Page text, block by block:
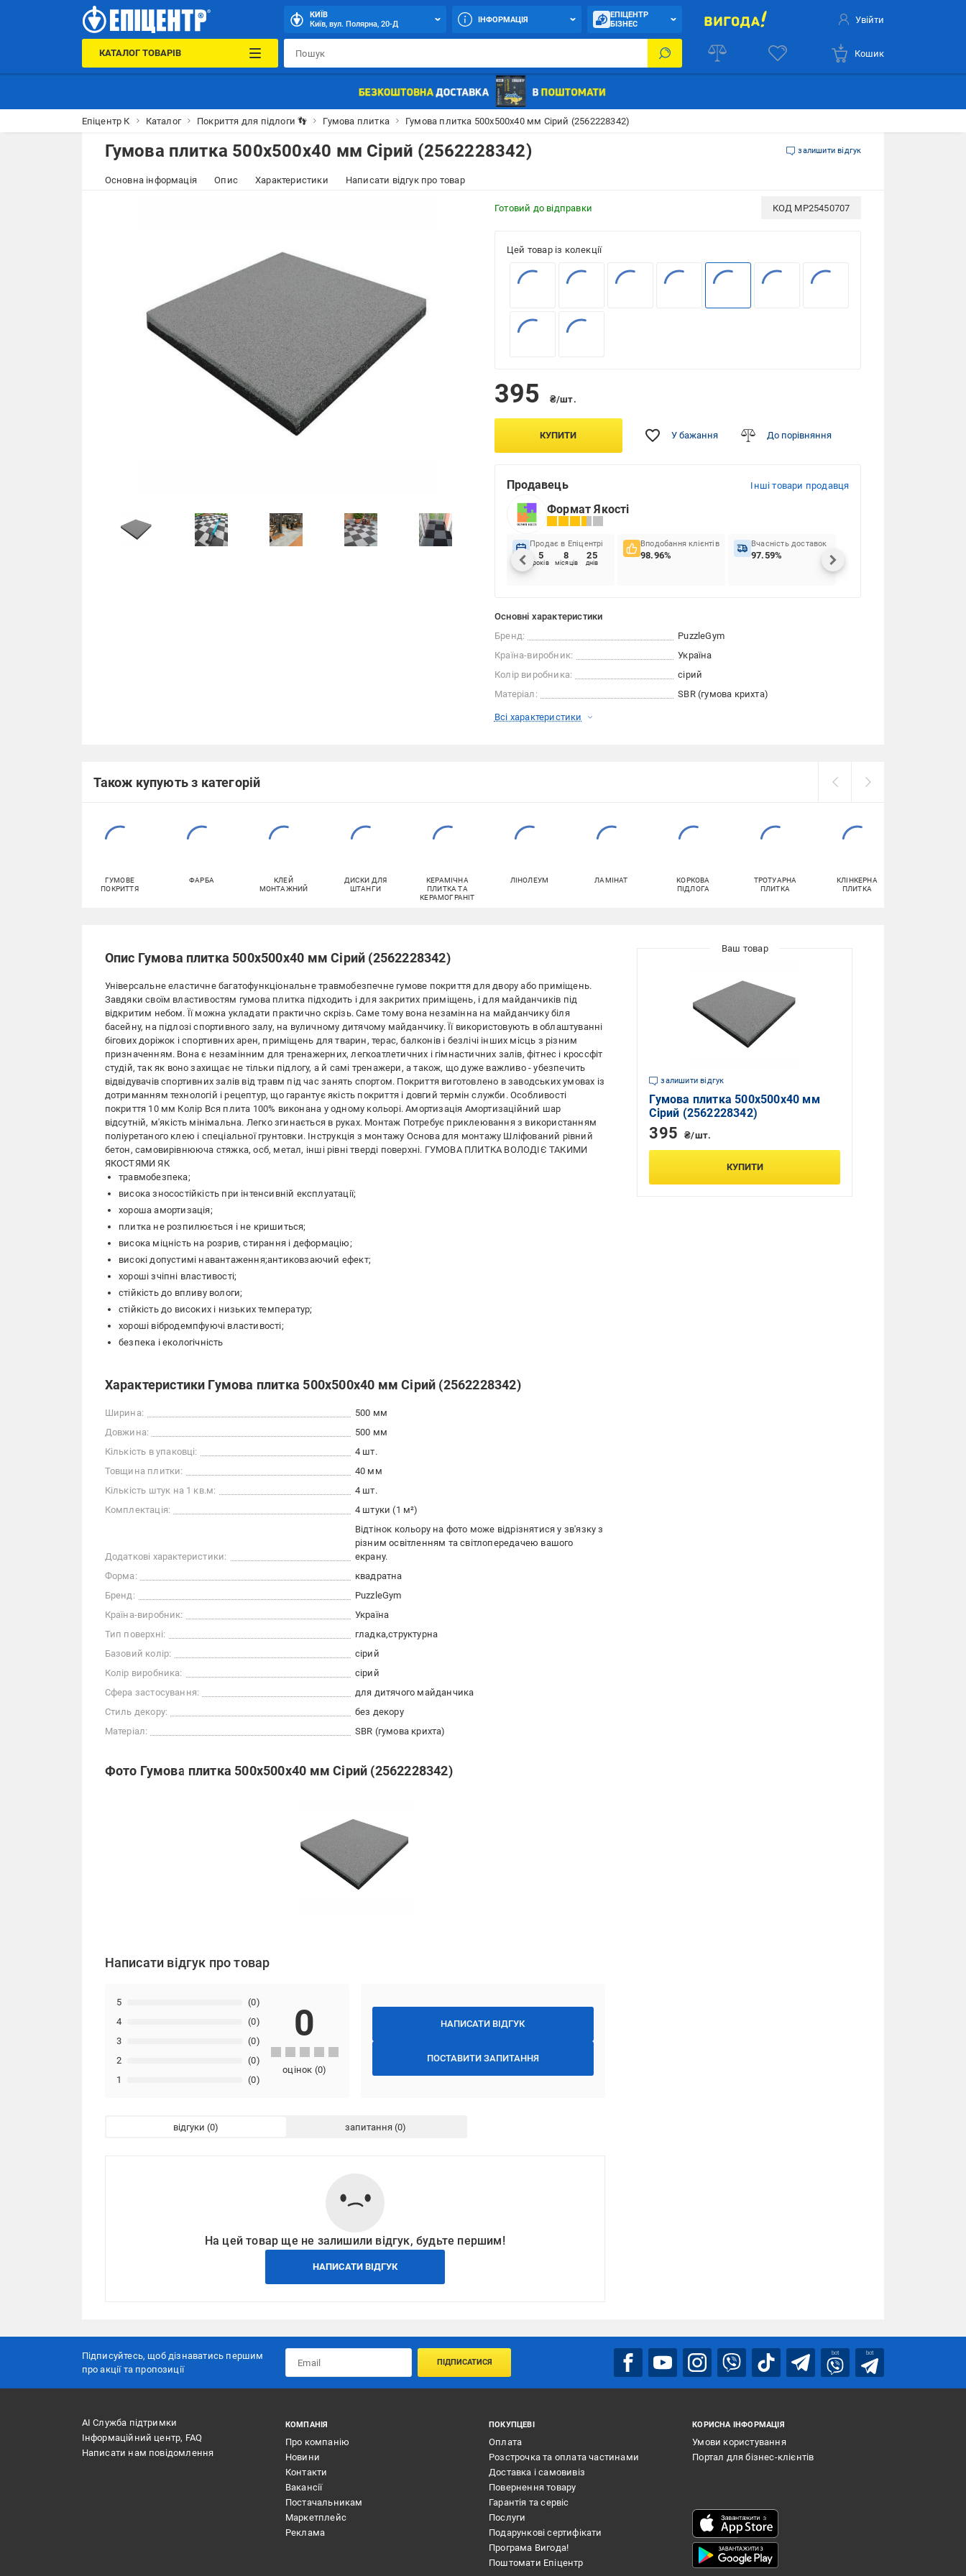
КИЇВ
Київ, вул. Полярна, 20-Д
ІНФОРМАЦІЯ
ЕПІЦЕНТР
БІЗНЕС
Увійти
КАТАЛОГ ТОВАРІВ Кошик
Епіцентр К Каталог Покриття для підлоги 👣 Гумова плитка Гумова плитка 500х500х40 мм Сірий (2562228342)
Гумова плитка 500х500х40 мм Сірий (2562228342) залишити відгук
Основна інформація Опис Характеристики Написати відгук про товар
Готовий до відправки КОД MP25450707
Цей товар із колекції
395 ₴/шт.
КУПИТИ У бажання До порівняння
Продавець Інші товари продавця
Формат Якості
Продає в Епіцентрі
5
років
8
місяців
25
днів
Вподобання клієнтів
98.96%
Вчасність доставок
97.59%
Основні характеристики
Бренд:
PuzzleGym
Країна-виробник:
Україна
Колір виробника:
сірий
Матеріал:
SBR (гумова крихта)
Всі характеристики
Також купують з категорій
ГУМОВЕ
ПОКРИТТЯ
ФАРБА
КЛЕЙ
МОНТАЖНИЙ
ДИСКИ ДЛЯ
ШТАНГИ
КЕРАМІЧНА
ПЛИТКА ТА
КЕРАМОГРАНІТ
ЛІНОЛЕУМ ЛАМІНАТ
КОРКОВА
ПІДЛОГА
ТРОТУАРНА
ПЛИТКА
КЛІНКЕРНА
ПЛИТКА
Опис Гумова плитка 500х500х40 мм Сірий (2562228342)
Універсальне еластичне багатофункціональне травмобезпечне гумове покриття для двору або приміщень.
Завдяки своїм властивостям гумова плитка підходить і для закритих приміщень, і для майданчиків під
відкритим небом. Її можна укладати практично скрізь. Саме тому вона незамінна на майданчику біля
басейну, на підлозі спортивного залу, на вуличному дитячому майданчику. Її використовують в облаштуванні
бігових доріжок і спортивних арен, приміщень для тварин, терас, балконів і безлічі інших місць з різним
призначенням. Вона є незамінним для тренажерних, легкоатлетичних і гімнастичних залів, фітнес і кроссфіт
студій, так як воно захищає не тільки підлогу, а й самі тренажери, а також, що дуже важливо - убезпечить
відвідувачів спортивних залів від травм під час занять спортом. Покриття виготовлено в заводських умовах із
дотриманням технологій і рецептур, що гарантує якість покриття і довгий термін служби. Особливості
покриття 10 мм Колір Вся плита 100% виконана у одному кольорі. Амортизація Амортизаційний шар
відсутній, м'якість мінімальна. Легко згинається в руках. Монтаж Потребує приклеювання з використанням
поліуретаного клею і спеціальної грунтовки. Інструкція з монтажу Основа для монтажу Шліфований рівний
бетон, самовирівнююча стяжка, осб, метал, інші рівні тверді поверхні. ГУМОВА ПЛИТКА ВОЛОДІЄ ТАКИМИ
ЯКОСТЯМИ ЯК
травмобезпека;
висока зносостійкість при інтенсивній експлуатації;
хороша амортизація;
плитка не розпилюється і не кришиться;
висока міцність на розрив, стирання і деформацію;
високі допустимі навантаження;антиковзаючий ефект;
хороші зчіпні властивості;
стійкість до впливу вологи;
стійкість до високих і низьких температур;
хороші вібродемпфуючі властивості;
безпека і екологічність
Характеристики Гумова плитка 500х500х40 мм Сірий (2562228342)
Ширина:
500 мм
Довжина:
500 мм
Кількість в упаковці:
4 шт.
Товщина плитки:
40 мм
Кількість штук на 1 кв.м:
4 шт.
Комплектація:
4 штуки (1 м²)
Додаткові характеристики:
Відтінок кольору на фото може відрізнятися у зв'язку з
різним освітленням та світлопередачею вашого
екрану.
Форма:
квадратна
Бренд:
PuzzleGym
Країна-виробник:
Україна
Тип поверхні:
гладка cтруктурна
Базовий колір:
сірий
Колір виробника:
сірий
Сфера застосування:
для дитячого майданчика
Стиль декору:
без декору
Матеріал:
SBR (гумова крихта)
Фото Гумова плитка 500х500х40 мм Сірий (2562228342)
Написати відгук про товар
НАПИСАТИ ВІДГУК
ПОСТАВИТИ ЗАПИТАННЯ
1 (0)
2 (0)
3 (0)
4 (0)
5 (0)
0
оцінок (0)
відгуки запитання
На цей товар ще не залишили відгук, будьте першим!
НАПИСАТИ ВІДГУК
залишити відгук
Гумова плитка 500х500х40 мм
Сірий (2562228342)
395 ₴/шт.
КУПИТИ
Підписуйтесь, щоб дізнаватись першим
про акції та пропозиції
ПІДПИСАТИСЯ
bot bot
АІ Служба підтримки
Інформаційний центр, FAQ
Написати нам повідомлення
КОМПАНІЯ
Про компанію
Новини
Контакти
Вакансії
Постачальникам
Маркетплейс
Реклама
ПОКУПЦЕВІ
Оплата
Розстрочка та оплата частинами
Доставка і самовивіз
Повернення товару
Гарантія та сервіс
Послуги
Подарункові сертифікати
Програма Вигода!
Поштомати Епіцентр
КОРИСНА ІНФОРМАЦІЯ
Умови користування
Портал для бізнес-клієнтів